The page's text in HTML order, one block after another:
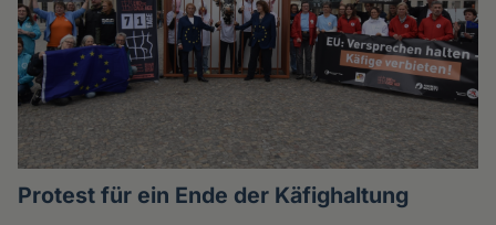
Protest für ein Ende der Käfighaltung